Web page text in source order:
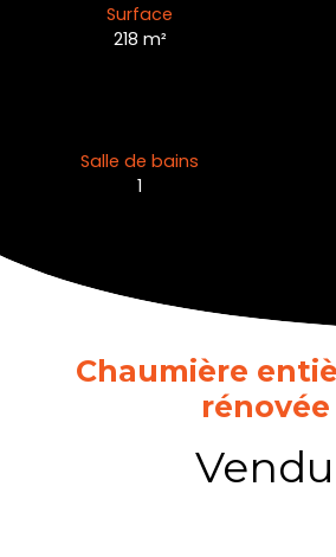
Surface
218 m²
Salle de bains
1
Chaumière
rénovée
Vendu